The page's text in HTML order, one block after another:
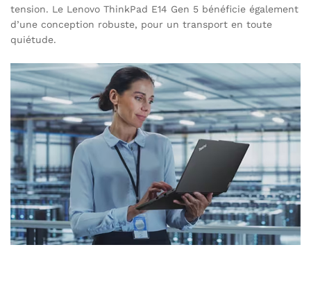
tension. Le Lenovo ThinkPad E14 Gen 5 bénéficie également
d’une conception robuste, pour un transport en toute
quiétude.